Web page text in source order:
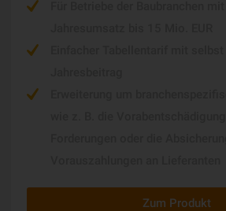
Zum Produkt